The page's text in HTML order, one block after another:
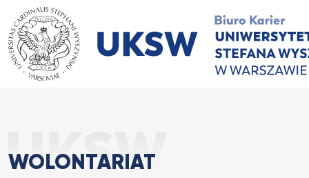
Przejdź
treści
Strona Główna
WOLONTARIAT